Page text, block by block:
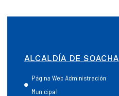
ALCALDÍA DE SOACHA
Página Web Administración
Municipal